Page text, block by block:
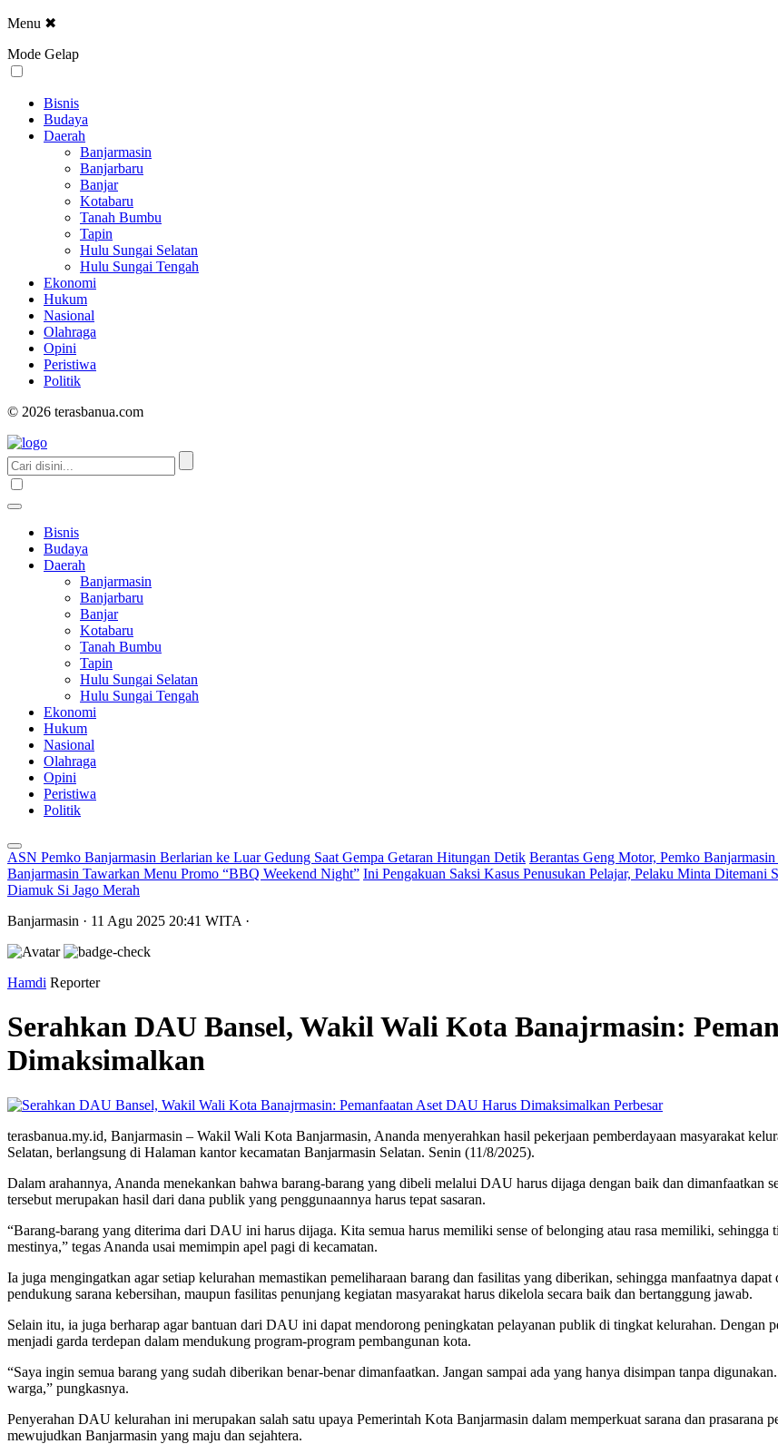
Menu ✖
Mode Gelap
Bisnis
Budaya
Daerah
Banjarmasin
Banjarbaru
Banjar
Kotabaru
Tanah Bumbu
Tapin
Hulu Sungai Selatan
Hulu Sungai Tengah
Ekonomi
Hukum
Nasional
Olahraga
Opini
Peristiwa
Politik
© 2026 terasbanua.com
Bisnis
Budaya
Daerah
Banjarmasin
Banjarbaru
Banjar
Kotabaru
Tanah Bumbu
Tapin
Hulu Sungai Selatan
Hulu Sungai Tengah
Ekonomi
Hukum
Nasional
Olahraga
Opini
Peristiwa
Politik
ASN Pemko Banjarmasin Berlarian ke Luar Gedung Saat Gempa Getaran Hitungan Detik Berantas Geng Motor, Pemko
Banjarmasin Tawarkan Menu Promo “BBQ Weekend Night” Ini Pengakuan Saksi Kasus Penusukan Pelajar, Pelaku Minta Ditemani
Diamuk Si Jago Merah
Banjarmasin · 11 Agu 2025 20:41 WITA ·
Hamdi Reporter
Serahkan DAU Bansel, Wakil Wali Kota Banajrmasin:
Dimaksimalkan
Perbesar
terasbanua.my.id, Banjarmasin – Wakil Wali Kota Banjarmasin, Ananda menyerahkan hasil pekerjaan pemberdayaan masyarakat
Selatan, berlangsung di Halaman kantor kecamatan Banjarmasin Selatan. Senin (11/8/2025).
Dalam arahannya, Ananda menekankan bahwa barang-barang yang dibeli melalui DAU harus dijaga dengan baik dan dimanfaatkan
tersebut merupakan hasil dari dana publik yang penggunaannya harus tepat sasaran.
“Barang-barang yang diterima dari DAU ini harus dijaga. Kita semua harus memiliki sense of belonging atau rasa memiliki, sehingga
mestinya,” tegas Ananda usai memimpin apel pagi di kecamatan.
Ia juga mengingatkan agar setiap kelurahan memastikan pemeliharaan barang dan fasilitas yang diberikan, sehingga manfaatnya
pendukung sarana kebersihan, maupun fasilitas penunjang kegiatan masyarakat harus dikelola secara baik dan bertanggung jawab.
Selain itu, ia juga berharap agar bantuan dari DAU ini dapat mendorong peningkatan pelayanan publik di tingkat kelurahan. Dengan
menjadi garda terdepan dalam mendukung program-program pembangunan kota.
“Saya ingin semua barang yang sudah diberikan benar-benar dimanfaatkan. Jangan sampai ada yang hanya disimpan tanpa
warga,” pungkasnya.
Penyerahan DAU kelurahan ini merupakan salah satu upaya Pemerintah Kota Banjarmasin dalam memperkuat sarana dan
mewujudkan Banjarmasin yang maju dan sejahtera.